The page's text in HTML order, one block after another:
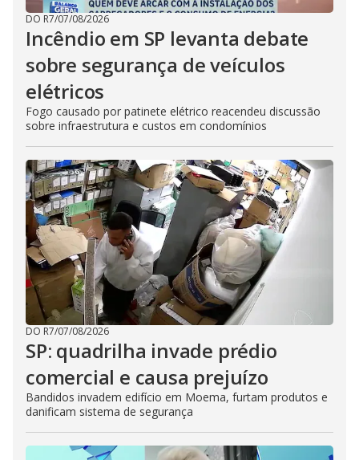
DO R7/07/08/2026
Incêndio em SP levanta debate
sobre segurança de veículos
elétricos
Fogo causado por patinete elétrico reacendeu discussão
sobre infraestrutura e custos em condomínios
DO R7/07/08/2026
SP: quadrilha invade prédio
comercial e causa prejuízo
Bandidos invadem edifício em Moema, furtam produtos e
danificam sistema de segurança